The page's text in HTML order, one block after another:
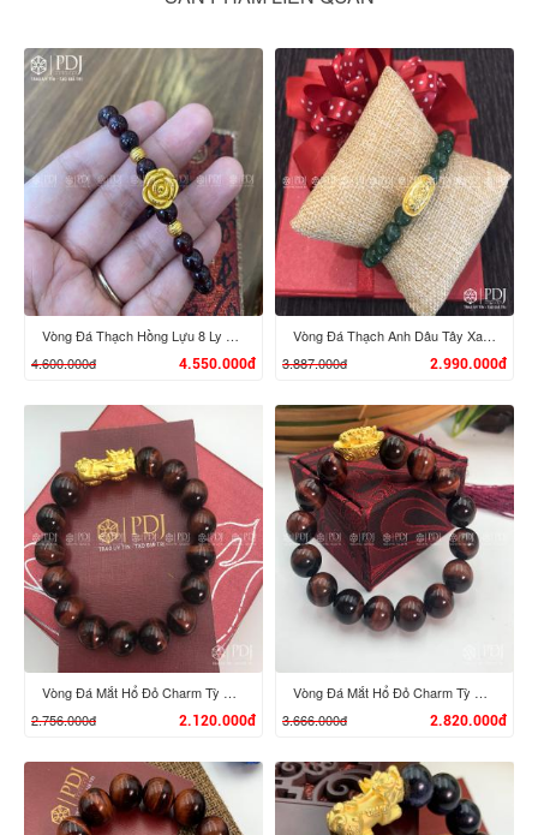
XEM CHI TIẾT
Vòng Đá Thạch Hồng Lựu 8 Ly Mix Charm Hoa Hồng, Bi vàng 24K
4.600.000đ
4.550.000đ
XEM CHI TIẾT
Vòng Đá Thạch Anh Dâu Tây Xanh 8 Ly Charm Tỳ Hưu Cưỡi Đĩnh Vàng 24K
3.887.000đ
2.990.000đ
Vòng Đá Mắt Hổ Đỏ Charm Tỳ Hưu Vàng 24k
2.756.000đ
2.120.000đ
Vòng Đá Mắt Hổ Đỏ Charm Tỳ Hưu Cưỡi Đĩnh Vàng 24K
3.666.000đ
2.820.000đ